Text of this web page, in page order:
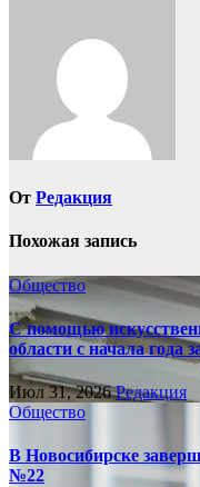
От Редакция
Похожая запись
Общество
С помощью
области с начала года
Июл 31, 2026Редакция
Общество
В Новосибирске
№22